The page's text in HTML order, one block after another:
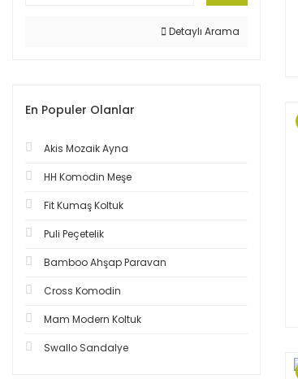
Detaylı Arama
En Populer Olanlar
Akis Mozaik Ayna
HH Komodin Meşe
Fit Kumaş Koltuk
Puli Peçetelik
Bamboo Ahşap Paravan
Cross Komodin
Mam Modern Koltuk
Swallo Sandalye